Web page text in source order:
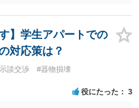
ぎないことを述べれば大丈夫
と，自然と嘘となるので，自
。 これがブレーキとなり，表
大丈夫です。 なお，痴漢の場
告（被害の目撃）があった
人の特定につながりません。
】学生アパートでの
対応策は？
談交渉
#器物損壊
役にたった 3